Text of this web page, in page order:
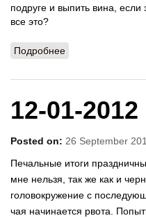
подруге и выпить вина,
все это?
Подробнее
12-01-2012
Posted on: 26 September
Печальные итоги
мне нельзя, так же как и
головокружение с
чая начинается рвота.